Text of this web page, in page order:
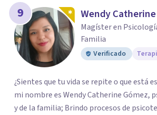
9 Wendy
Magíster en
Familia
Verificado
¿Sientes que tu vida se repite o que está
mi nombre es Wendy Catherine Gómez,
y de la familia; Brindo procesos de